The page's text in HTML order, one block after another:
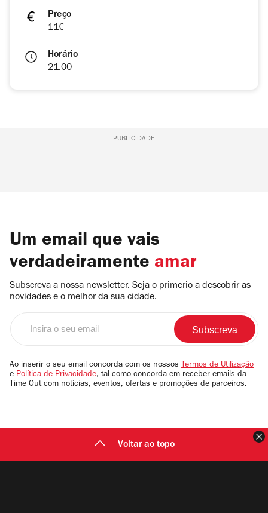
Preço
11€
Horário
21.00
PUBLICIDADE
Um email que vais
verdadeiramente amar
Subscreva a nossa newsletter. Seja o primerio a descobrir as
novidades e o melhor da sua cidade.
email
Ao inserir o seu email concorda com os nossos Termos de Utilização
e Política de Privacidade, tal como concorda em receber emails da
Time Out com notícias, eventos, ofertas e promoções de parceiros.
Voltar ao topo